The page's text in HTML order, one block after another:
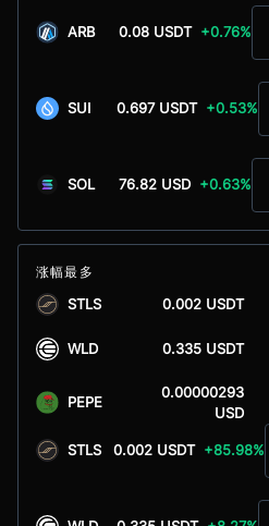
ARB 0.08 USDT +0.76%
SUI 0.697 USDT +0.53%
SOL 76.82 USD +0.63%
涨幅最多
STLS 0.002 USDT
WLD 0.335 USDT
PEPE
0.00000293
USD
STLS 0.002 USDT +85.98%